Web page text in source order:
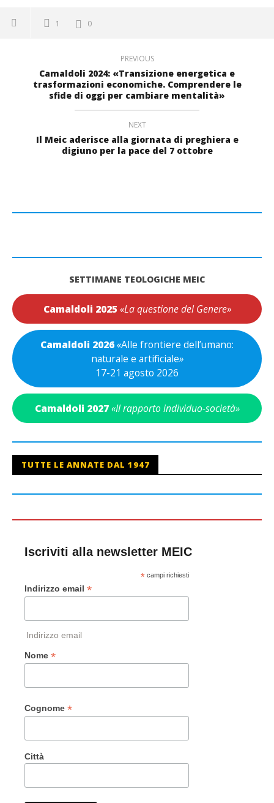
1 0
PREVIOUS
Camaldoli 2024: «Transizione energetica e
trasformazioni economiche. Comprendere le
sfide di oggi per cambiare mentalità»
NEXT
Il Meic aderisce alla giornata di preghiera e
digiuno per la pace del 7 ottobre
SETTIMANE TEOLOGICHE MEIC
Camaldoli 2025 «La questione del Genere»
Camaldoli 2026«Alle frontiere dell’umano:
naturale e artificiale»
17-21 agosto 2026
Camaldoli 2027 «Il rapporto individuo-società»
TUTTE LE ANNATE DAL 1947
Iscriviti alla newsletter MEIC
*campi richiesti
Indirizzo email *
Indirizzo email
Nome *
Cognome *
Città